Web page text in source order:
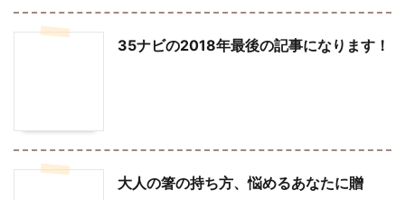
35ナビの2018年最後の記事になります！
大人の箸の持ち方、悩めるあなたに贈